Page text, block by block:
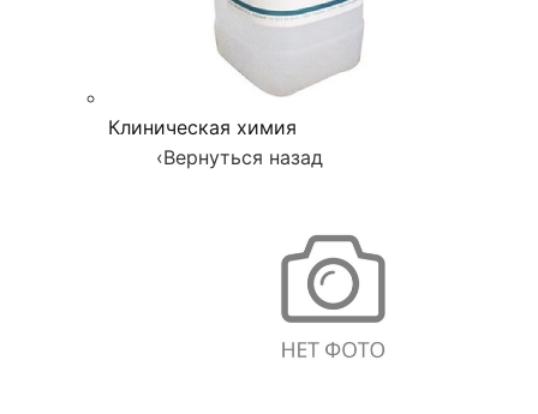
Клиническая химия
‹Вернуться назад